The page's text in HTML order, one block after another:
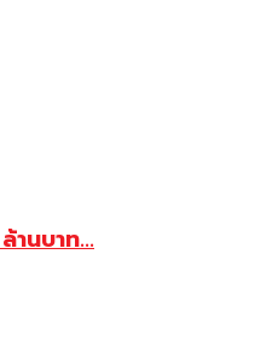
นบาท...